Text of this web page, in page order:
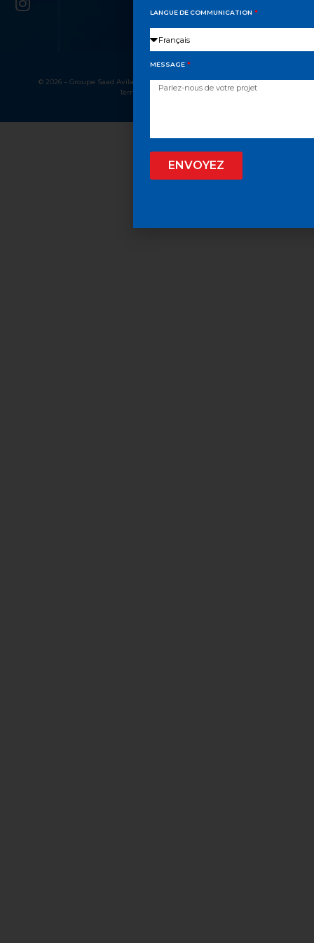
© 2026 – Groupe Saad Avila, Tous droits réservés
Confidentialité
Termes et conditions
LANGUE DE COMMUNICATION
MESSAGE
ENVOYEZ